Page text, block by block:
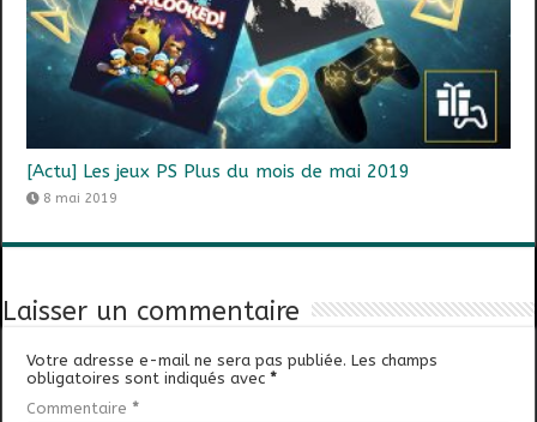
[Actu] Les jeux PS Plus du mois de mai 2019
8 mai 2019
Laisser un commentaire
Votre adresse e-mail ne sera pas publiée. Les champs
obligatoires sont indiqués avec*
Commentaire *